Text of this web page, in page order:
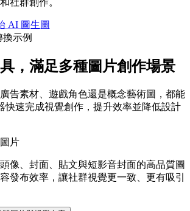
社群創作。
AI 圖生圖
，滿足多種圖片創作場景
告素材、遊戲角色還是概念藝術圖，都能
快速完成視覺創作，提升效率並降低設計
片
像、封面、貼文與短影音封面的高品質圖
發布效率，讓社群視覺更一致、更有吸引